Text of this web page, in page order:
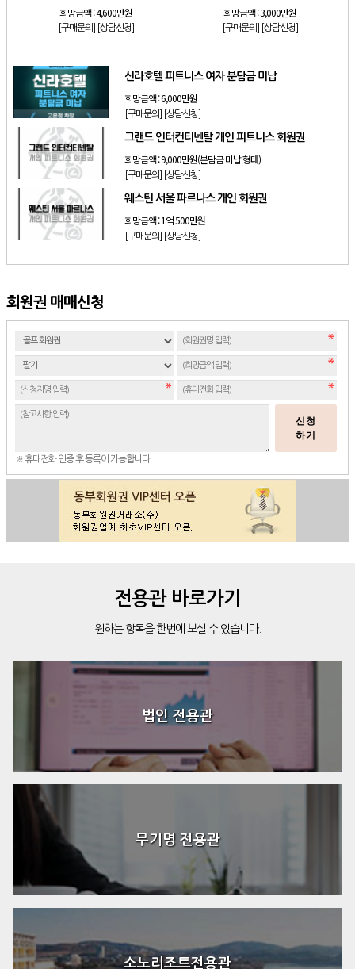
희망금액 :4,600만원
[구매문의] [상담신청]
희망금액 :3,000만원
[구매문의] [상담신청]
신라호텔 피트니스 여자 분담금 미납
희망금액 :6,000만원
[구매문의] [상담신청]
그랜드 인터컨티넨탈 개인 피트니스 회원권
희망금액 :9,000만원(분담금 미납 형태)
[구매문의] [상담신청]
웨스틴 서울 파르나스 개인 회원권
희망금액 :1억 500만원
[구매문의] [상담신청]
회원권 매매신청
신청
하기
※ 휴대전화 인증 후 등록이 가능합니다.
전용관 바로가기
원하는 항목을 한번에 보실 수 있습니다.
법인 전용관
무기명 전용관
소노리조트전용관